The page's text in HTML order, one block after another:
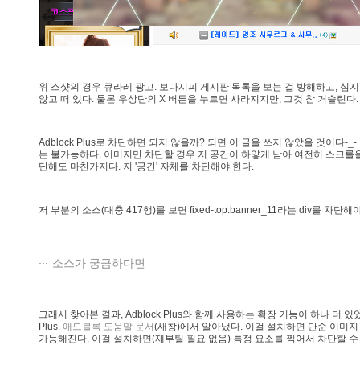
위 스샷의 경우 큐라레 광고. 보다시피 게시판 목록을 보는 걸 방해하고, 심
않고 떠 있다. 물론 우상단의 X 버튼을 누르면 사라지지만, 그것 참 거슬린다.
Adblock Plus로 차단하면 되지 않을까? 되면 이 글을 쓰지 않았을 것이다-
는 불가능하다. 이미지만 차단할 경우 저 공간이 하얗게 남아 여전히 스크
단해도 마찬가지다. 저 '공간' 자체를 차단해야 한다.
저 부분의 소스(대충 417행)를 보면 fixed-top.banner_11라는 div를 차단해
소스가 궁금하다면
그래서 찾아본 결과, Adblock Plus와 함께 사용하는 확장 기능이 하나 더
Plus. 애드블록 도움말 문서(새창)에서 알아냈다. 이걸 설치하면 단순 이미
가능해진다. 이걸 설치하면(재부틸 필요 없음) 특정 요소를 찍어서 차단할